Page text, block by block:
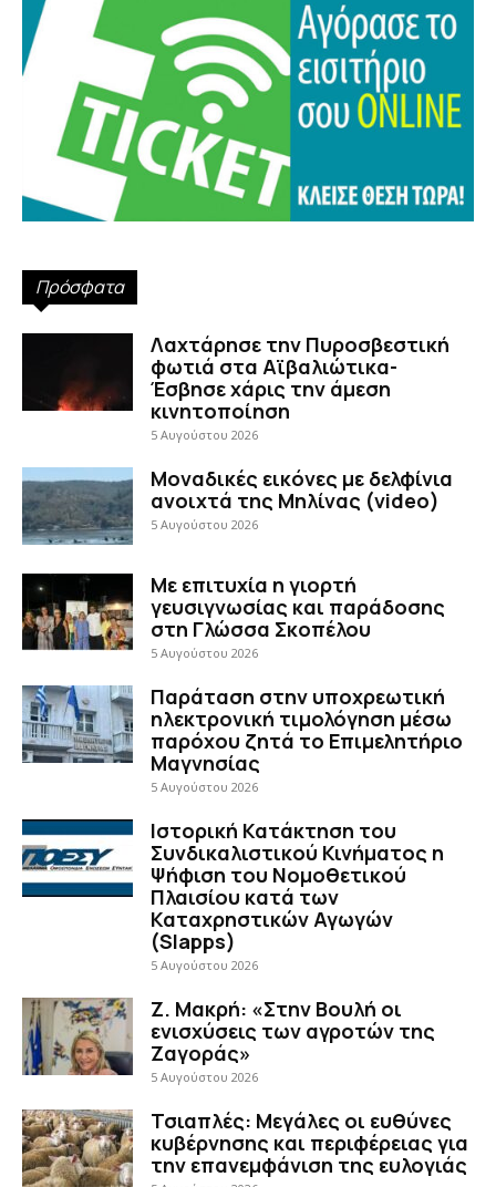
Πρόσφατα
Λαχτάρησε την Πυροσβεστική
φωτιά στα Αϊβαλιώτικα-
Έσβησε χάρις την άμεση
κινητοποίηση
5 Αυγούστου 2026
Μοναδικές εικόνες με δελφίνια
ανοιχτά της Μηλίνας (video)
5 Αυγούστου 2026
Με επιτυχία η γιορτή
γευσιγνωσίας και παράδοσης
στη Γλώσσα Σκοπέλου
5 Αυγούστου 2026
Παράταση στην υποχρεωτική
ηλεκτρονική τιμολόγηση μέσω
παρόχου ζητά το Επιμελητήριο
Μαγνησίας
5 Αυγούστου 2026
Ιστορική Κατάκτηση του
Συνδικαλιστικού Κινήματος η
Ψήφιση του Νομοθετικού
Πλαισίου κατά των
Καταχρηστικών Αγωγών
(Slapps)
5 Αυγούστου 2026
Ζ. Μακρή: «Στην Βουλή οι
ενισχύσεις των αγροτών της
Ζαγοράς»
5 Αυγούστου 2026
Τσιαπλές: Μεγάλες οι ευθύνες
κυβέρνησης και περιφέρειας για
την επανεμφάνιση της ευλογιάς